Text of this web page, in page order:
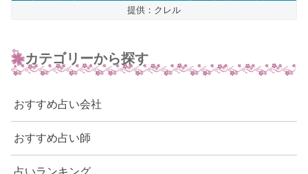
提供：クレル
カテゴリーから探す
おすすめ占い会社
おすすめ占い師